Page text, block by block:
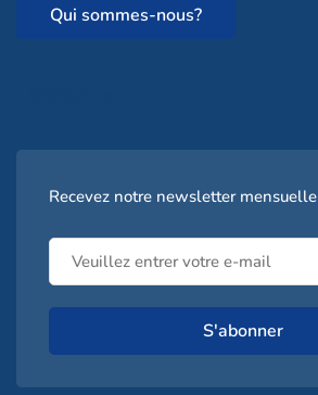
Qui sommes-nous?
Recevez notre newsletter mensuelle
S'abonner